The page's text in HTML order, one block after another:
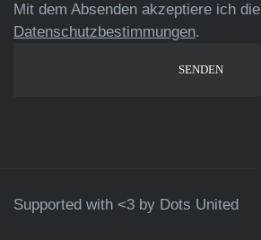
Mit dem Absenden akzeptiere ich die
Datenschutzbestimmungen.
Supported with <3 by Dots United